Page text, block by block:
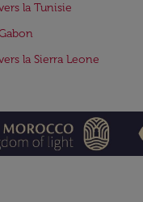
la Tunisie
la Sierra Leone